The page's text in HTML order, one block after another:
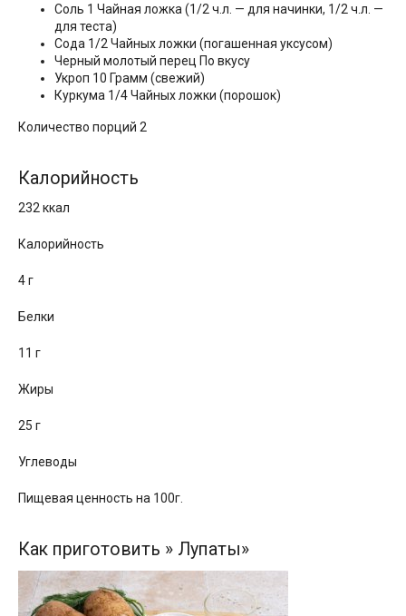
Соль 1 Чайная ложка (1/2 ч.л. — для начинки, 1/2 ч.л. —
для теста)
Сода 1/2 Чайных ложки (погашенная уксусом)
Черный молотый перец По вкусу
Укроп 10 Грамм (свежий)
Куркума 1/4 Чайных ложки (порошок)
Количество порций 2
Калорийность
232 ккал
Калорийность
4 г
Белки
11 г
Жиры
25 г
Углеводы
Пищевая ценность на 100г.
Как приготовить » Лупаты»